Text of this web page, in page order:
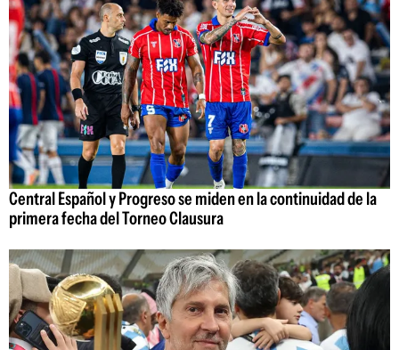
Central Español y Progreso se miden en la continuidad de la
primera fecha del Torneo Clausura